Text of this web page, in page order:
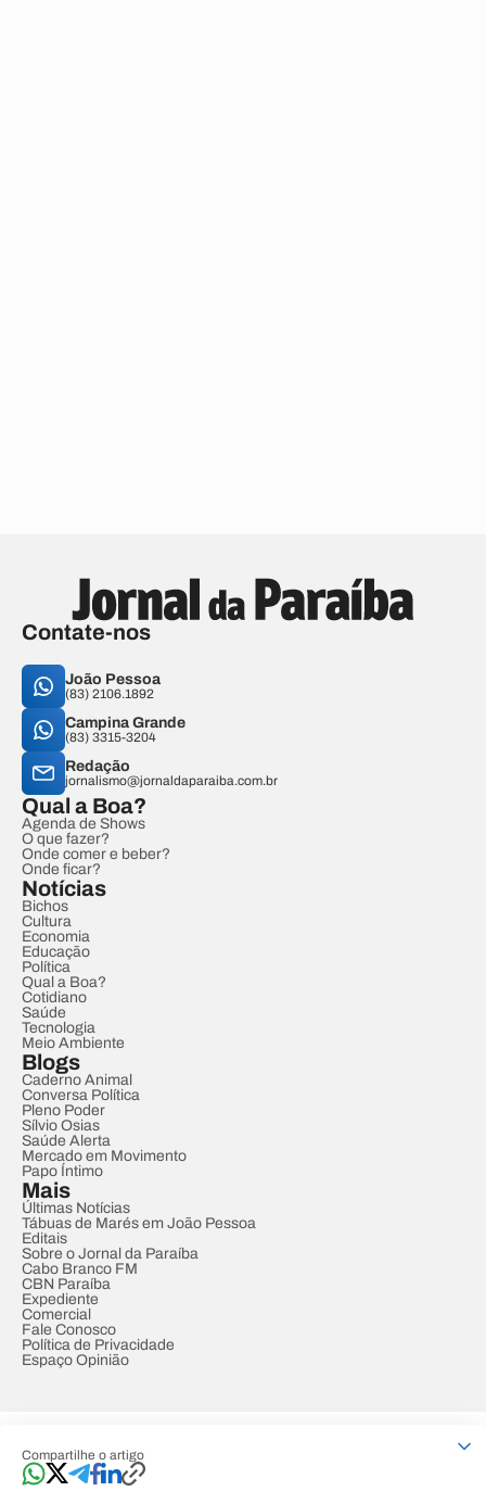
Compartilhe o artigo
Contate-nos
João Pessoa
(83) 2106.1892
Campina Grande
(83) 3315-3204
Redação
jornalismo@jornaldaparaiba.com.br
Qual a Boa?
Agenda de Shows
O que fazer?
Onde comer e beber?
Onde ficar?
Notícias
Bichos
Cultura
Economia
Educação
Política
Qual a Boa?
Cotidiano
Saúde
Tecnologia
Meio Ambiente
Blogs
Caderno Animal
Conversa Política
Pleno Poder
Sílvio Osias
Saúde Alerta
Mercado em Movimento
Papo Íntimo
Mais
Últimas Notícias
Tábuas de Marés em João Pessoa
Editais
Sobre o Jornal da Paraíba
Cabo Branco FM
CBN Paraíba
Expediente
Comercial
Fale Conosco
Política de Privacidade
Espaço Opinião
Developed by Designed by